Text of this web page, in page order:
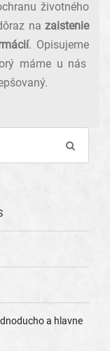
životného
na zaistenie
. Opisujeme
máme u nás
a hlavne